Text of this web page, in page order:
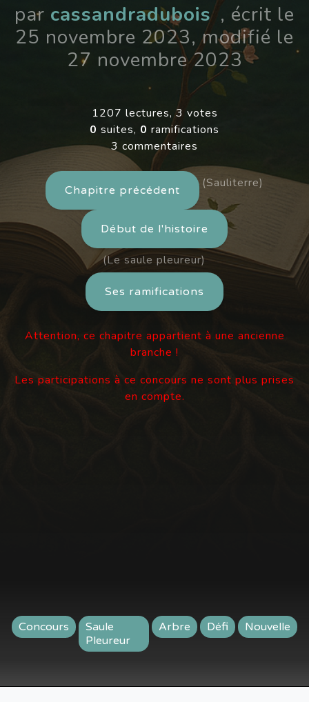
par cassandradubois , écrit le
25 novembre 2023, modifié le
27 novembre 2023
1207 lectures, 3 votes
0 suites, 0 ramifications
3 commentaires
Chapitre précédent (Sauliterre)
Début de l'histoire
(Le saule pleureur)
Ses ramifications
Attention, ce chapitre appartient à une ancienne
branche !
Les participations à ce concours ne sont plus prises
en compte.
Concours
Saule
Pleureur
Arbre Défi Nouvelle